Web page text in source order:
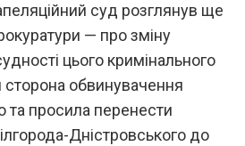
суд розглянув ще
— про зміну
цього кримінального
обвинувачення
та просила перенести
Дністровського до